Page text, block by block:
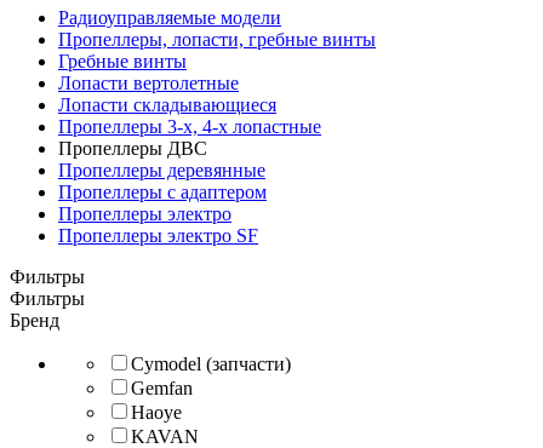
Радиоуправляемые модели
Пропеллеры, лопасти, гребные винты
Гребные винты
Лопасти вертолетные
Лопасти складывающиеся
Пропеллеры 3-х, 4-х лопастные
Пропеллеры ДВС
Пропеллеры деревянные
Пропеллеры с адаптером
Пропеллеры электро
Пропеллеры электро SF
Фильтры
Фильтры
Бренд
Cymodel (запчасти)
Gemfan
Haoye
KAVAN